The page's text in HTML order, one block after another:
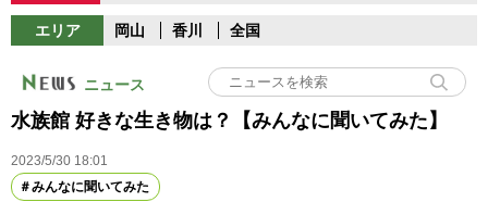
エリア 岡山 香川 全国
ニュース
水族館 好きな生き物は？【みんなに聞いてみた】
2023/5/30 18:01
みんなに聞いてみた